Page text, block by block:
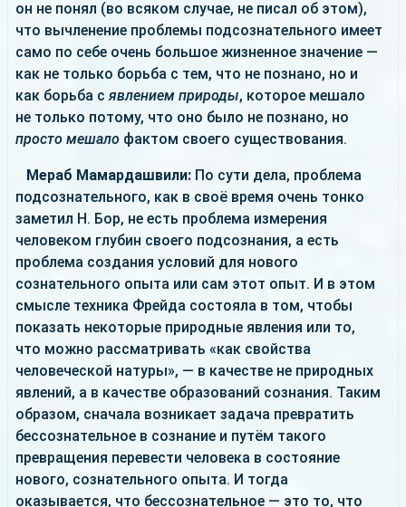
он не понял (во всяком случае, не писал об этом),
что вычленение проблемы подсознательного имеет
само по себе очень большое жизненное значение —
как не только борьба с тем, что не познано, но и
как борьба сявлением природы, которое мешало
не только потому, что оно было не познано, но
просто мешало фактом своего существования.
Мераб Мамардашвили: По сути дела, проблема
подсознательного, как в своё время очень тонко
заметил Н. Бор, не есть проблема измерения
человеком глубин своего подсознания, а есть
проблема создания условий для нового
сознательного опыта или сам этот опыт. И в этом
смысле техника Фрейда состояла в том, чтобы
показать некоторые природные явления или то,
что можно рассматривать «как свойства
человеческой натуры», — в качестве не природных
явлений, а в качестве образований сознания. Таким
образом, сначала возникает задача превратить
бессознательное в сознание и путём такого
превращения перевести человека в состояние
нового, сознательного опыта. И тогда
оказывается, что бессознательное — это то, что